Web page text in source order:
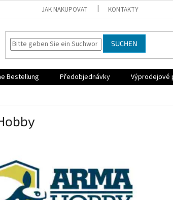
JAK NAKUPOVAT KONTAKTY
SUCHEN
Bestellung Předobjednávky Výprodejové